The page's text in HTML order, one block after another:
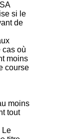
si le
de
cas où
moins
course
moins
tout
Le